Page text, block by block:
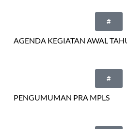
#
AGENDA KEGIATAN AWAL
#
PENGUMUMAN PRA MPLS